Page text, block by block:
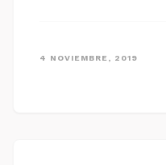
4 NOVIEMBRE, 2019